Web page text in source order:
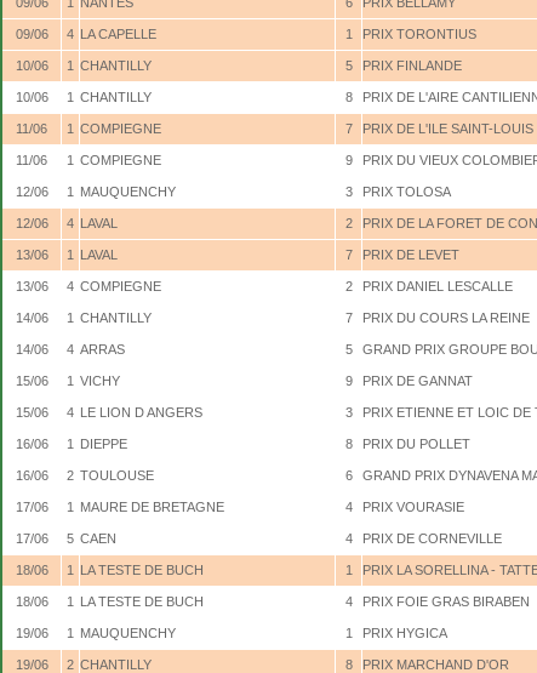
09/06 4 LA CAPELLE 1 PRIX TORONTIUS
10/06 1 CHANTILLY 5 PRIX FINLANDE
10/06 1 CHANTILLY 8 PRIX DE L'AIRE
11/06 1 COMPIEGNE 7 PRIX DE L'ILE SAINT-LOUIS
11/06 1 COMPIEGNE 9 PRIX DU VIEUX
12/06 1 MAUQUENCHY 3 PRIX TOLOSA
12/06 4 LAVAL 2 PRIX DE LA FORET DE
13/06 1 LAVAL 7 PRIX DE LEVET
13/06 4 COMPIEGNE 2 PRIX DANIEL LESCALLE
14/06 1 CHANTILLY 7 PRIX DU COURS LA REINE
14/06 4 ARRAS 5 GRAND PRIX GROUPE
15/06 1 VICHY 9 PRIX DE GANNAT
15/06 4 LE LION D ANGERS 3 PRIX ETIENNE ET LOIC DE
16/06 1 DIEPPE 8 PRIX DU POLLET
16/06 2 TOULOUSE 6 GRAND PRIX DYNAVENA
17/06 1 MAURE DE BRETAGNE 4 PRIX VOURASIE
17/06 5 CAEN 4 PRIX DE CORNEVILLE
18/06 1 LA TESTE DE BUCH 1 PRIX LA SORELLINA -
18/06 1 LA TESTE DE BUCH 4 PRIX FOIE GRAS BIRABEN
19/06 1 MAUQUENCHY 1 PRIX HYGICA
19/06 2 CHANTILLY 8 PRIX MARCHAND D'OR